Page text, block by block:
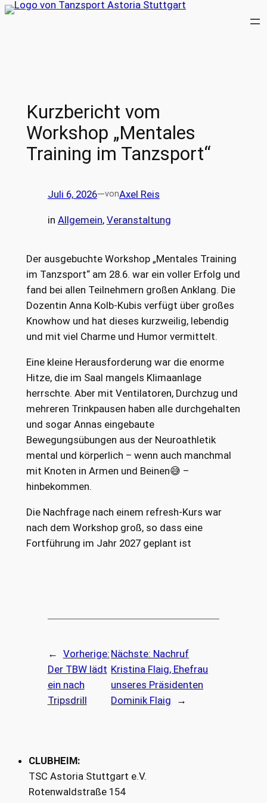
Zum
Kurzbericht vom
Workshop „Mentales
Training im Tanzsport“
Juli 6, 2026—vonAxel Reis
in Allgemein, Veranstaltung
Der ausgebuchte Workshop „Mentales Training
im Tanzsport“ am 28.6. war ein voller Erfolg und
fand bei allen Teilnehmern großen Anklang. Die
Dozentin Anna Kolb-Kubis verfügt über großes
Knowhow und hat dieses kurzweilig, lebendig
und mit viel Charme und Humor vermittelt.
Eine kleine Herausforderung war die enorme
Hitze, die im Saal mangels Klimaanlage
herrschte. Aber mit Ventilatoren, Durchzug und
mehreren Trinkpausen haben alle durchgehalten
und sogar Annas eingebaute
Bewegungsübungen aus der Neuroathletik
mental und körperlich – wenn auch manchmal
mit Knoten in Armen und Beinen😅 –
hinbekommen.
Die Nachfrage nach einem refresh-Kurs war
nach dem Workshop groß, so dass eine
Fortführung im Jahr 2027 geplant ist
← Vorherige:
Der TBW lädt
ein nach
Tripsdrill
Nächste: Nachruf
Kristina Flaig, Ehefrau
unseres Präsidenten
Dominik Flaig
→
CLUBHEIM:
TSC Astoria Stuttgart e.V.
Rotenwaldstraße 154